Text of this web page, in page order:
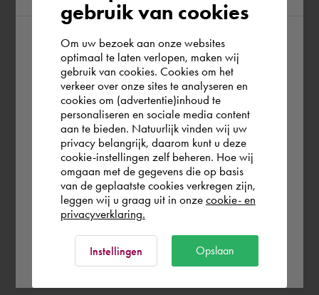
Autodesk trainer
years 4 months)
Best Practices for
Implementing Autodesk Vault
Inventor Trainer and Inventor
implementations
Inventor Workflows
According to us you are situated in Rest of
the world. Please confirm in which country
you wish to shop.
España
Rest of the world
gebruik van cookies
Om uw bezoek aan onze websites
optimaal te laten verlopen, maken wij
gebruik van cookies. Cookies om het
verkeer over onze sites te analyseren en
cookies om (advertentie)inhoud te
personaliseren en sociale media content
aan te bieden. Natuurlijk vinden wij uw
privacy belangrijk, daarom kunt u deze
cookie-instellingen zelf beheren. Hoe wij
omgaan met de gegevens die op basis
van de geplaatste cookies verkregen zijn,
leggen wij u graag uit in onze cookie- en
privacyverklaring.
Instellingen Opslaan